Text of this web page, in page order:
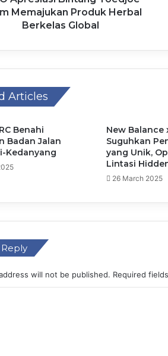
Memajukan Produk Herbal
Berkelas Global
Articles
Benahi
Badan Jalan
Kedanyang
New Balance
Suguhkan
yang Unik,
Lintasi
26 March 2025
will not be published. Required